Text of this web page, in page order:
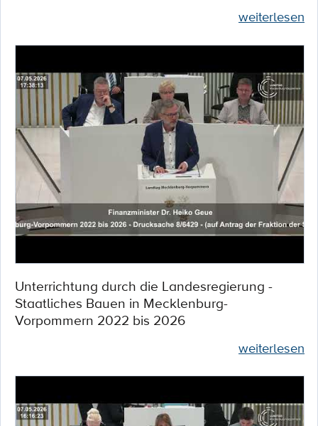
weiterlesen
Unterrichtung durch die Landesregierung -
Staatliches Bauen in Mecklenburg-
Vorpommern 2022 bis 2026
weiterlesen